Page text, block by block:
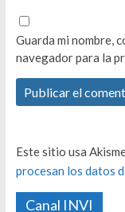
Guarda mi nombre,
navegador para la
Este sitio usa
procesan los datos
Canal INVI